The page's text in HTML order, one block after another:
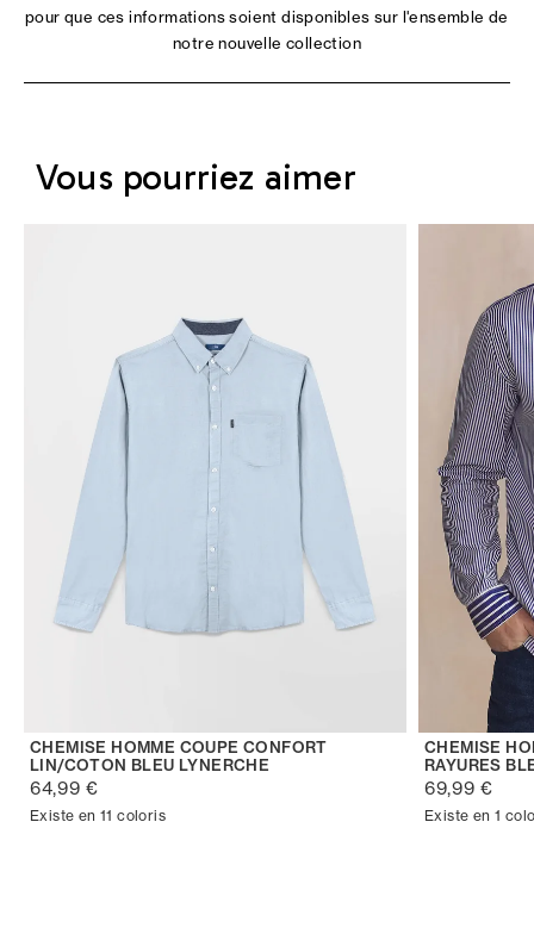
pour que ces informations soient disponibles sur l'ensemble de
notre nouvelle collection
Vous pourriez aimer
CHEMISE HOMME COUPE CONFORT
LIN/COTON BLEU LYNERCHE
64,99 €
Existe en 11 coloris
CHEMISE
RAYURES
69,99 €
Existe en 1